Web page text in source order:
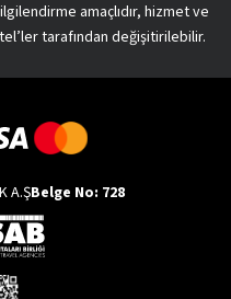
amaçlıdır, hizmet ve
tarafından değişitirilebilir.
A.ŞBelge No: 728